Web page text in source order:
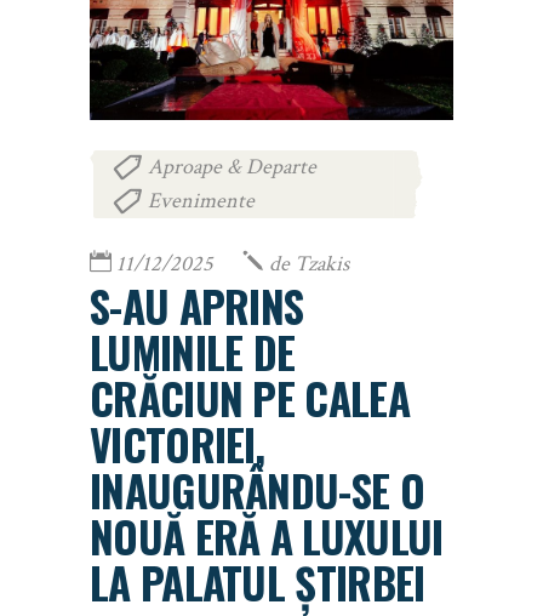
Aproape & Departe
Evenimente
11/12/2025 de Tzakis
S-AU APRINS
LUMINILE DE
CRĂCIUN PE CALEA
VICTORIEI,
INAUGURÂNDU-SE O
NOUĂ ERĂ A LUXULUI
LA PALATUL ȘTIRBEI